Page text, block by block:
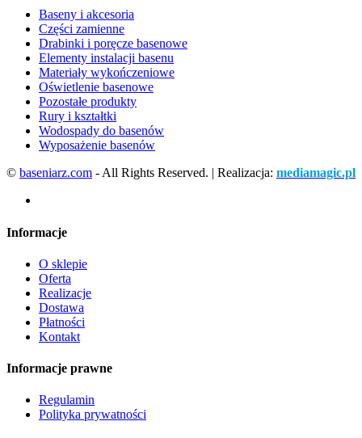
Baseny i akcesoria
Części zamienne
Drabinki i poręcze basenowe
Elementy instalacji basenu
Materiały wykończeniowe
Oświetlenie basenowe
Pozostałe produkty
Rury i kształtki
Wodospady do basenów
Wyposażenie basenów
© baseniarz.com - All Rights Reserved. | Realizacja: mediamagic.pl
Informacje
O sklepie
Oferta
Realizacje
Dostawa
Płatności
Kontakt
Informacje prawne
Regulamin
Polityka prywatności